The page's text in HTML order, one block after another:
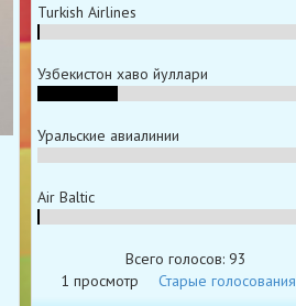
Turkish Airlines
Узбекистон хаво йуллари
Уральские авиалинии
Air Baltic
Всего голосов: 93
1 просмотр
Старые голосования